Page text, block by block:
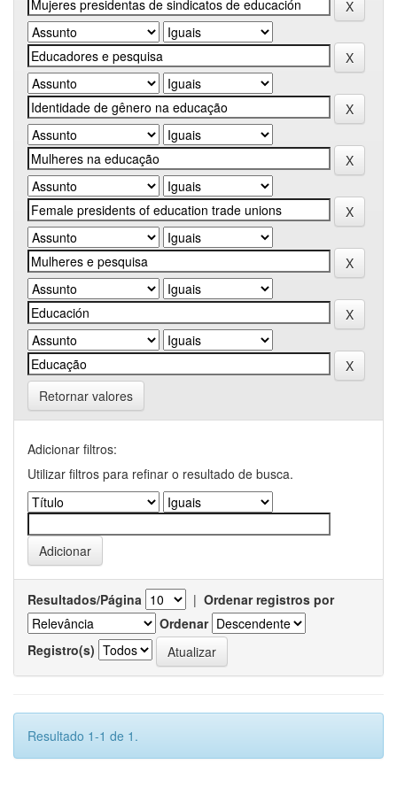
Retornar valores
Adicionar filtros:
Utilizar filtros para refinar o resultado de busca.
Resultados/Página | Ordenar registros por
Ordenar
Registro(s)
Resultado 1-1 de 1.